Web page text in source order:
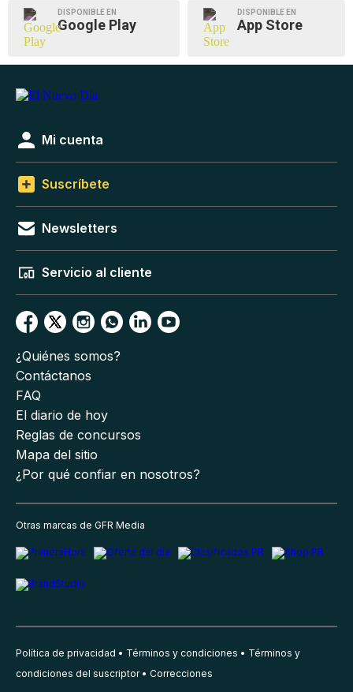
DISPONIBLE EN
Google Play
DISPONIBLE EN
App Store
Mi cuenta
Suscríbete
Newsletters
Servicio al cliente
¿Quiénes somos?
Contáctanos
FAQ
El diario de hoy
Reglas de concursos
Mapa del sitio
¿Por qué confiar en nosotros?
Otras marcas de GFR Media
Política de privacidad Términos y condiciones
Términos y
condiciones del suscriptor
Correcciones